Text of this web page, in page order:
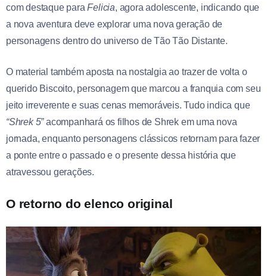
com destaque paraFelicia, agora adolescente, indicando que
a nova aventura deve explorar uma nova geração de
personagens dentro do universo de Tão Tão Distante.
O material também aposta na nostalgia ao trazer de volta o
querido Biscoito, personagem que marcou a franquia com seu
jeito irreverente e suas cenas memoráveis. Tudo indica que
“Shrek 5”acompanhará os filhos de Shrek em uma nova
jornada, enquanto personagens clássicos retornam para fazer
a ponte entre o passado e o presente dessa história que
atravessou gerações.
O retorno do elenco original